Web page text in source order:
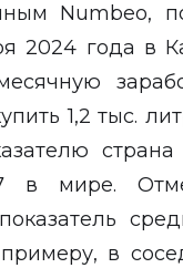
Numbeo,
2024 года в
1,2 тыс.
страна
в мире.
в